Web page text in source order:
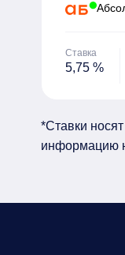
Ставка
5,75 %
*Ставки
информацию